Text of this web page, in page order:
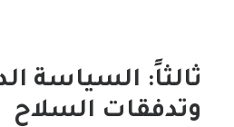
ثالثاً: السياسة
وتدفقات السلاح